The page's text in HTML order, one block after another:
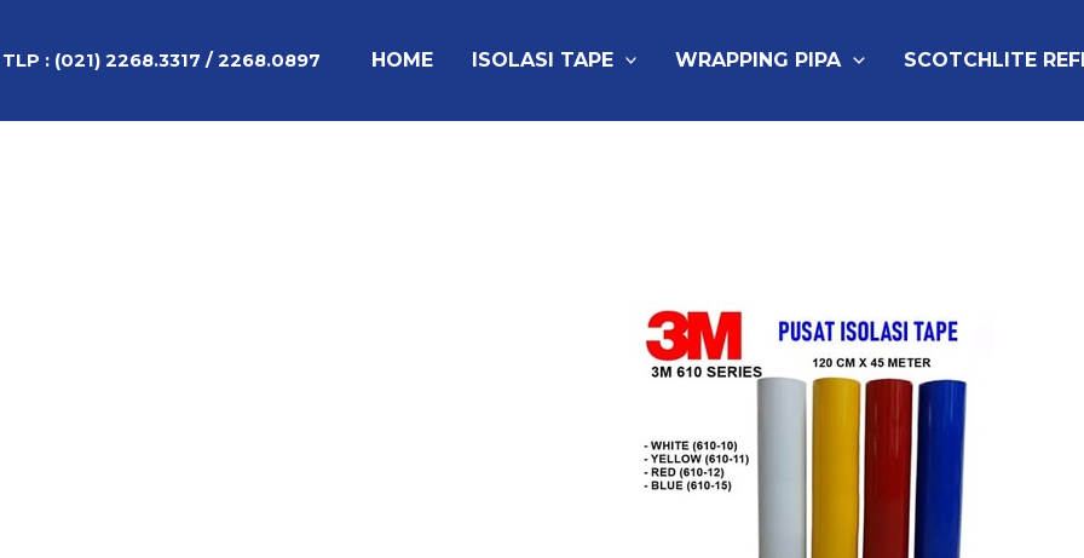
konten
TLP : (021) 2268.3317 / 2268.0897 HOME ISOLASI TAPE WRAPPING PIPA SCOTCHLITE